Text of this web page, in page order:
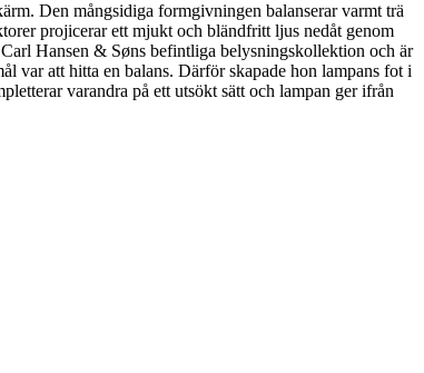
Den mångsidiga formgivningen balanserar varmt trä
projicerar ett mjukt och bländfritt ljus nedåt genom
Hansen & Søns befintliga belysningskollektion och är
var att hitta en balans. Därför skapade hon lampans fot i
varandra på ett utsökt sätt och lampan ger ifrån